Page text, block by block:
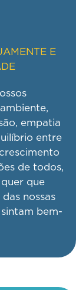
E
empatia
entre
de todos,
que
nossas
bem-